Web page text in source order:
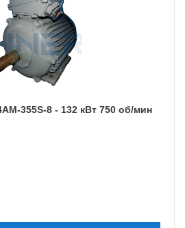
355S-8 - 132 кВт 750 об/мин